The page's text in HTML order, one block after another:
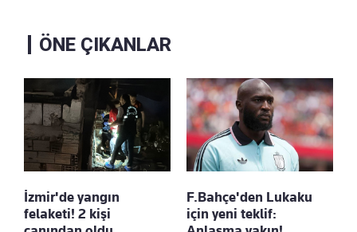
ÖNE ÇIKANLAR
İzmir'de yangın
felaketi! 2 kişi
F.Bahçe'den Lukaku
için yeni teklif: